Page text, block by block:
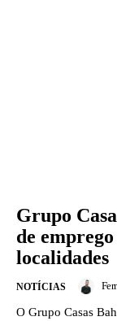
Grupo
de
localidades
NOTÍCIAS
O Grupo Casas